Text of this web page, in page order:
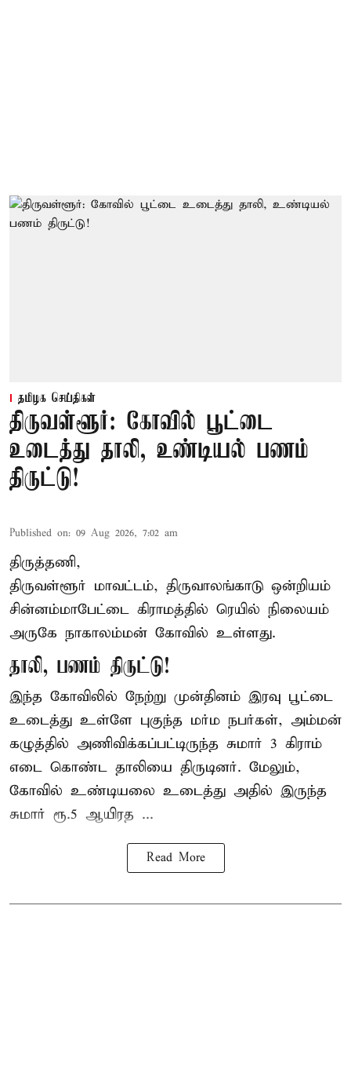
தமிழக செய்திகள்
திருவள்ளூர்: கோவில் பூட்டை
உடைத்து தாலி, உண்டியல் பணம்
திருட்டு!
Published on: 09 Aug 2026, 7:02 am
திருத்தணி,
திருவள்ளூர் மாவட்டம், திருவாலங்காடு ஒன்றியம்
சின்னம்மாபேட்டை கிராமத்தில் ரெயில் நிலையம்
அருகே நாகாலம்மன் கோவில் உள்ளது.
தாலி, பணம் திருட்டு!
இந்த கோவிலில் நேற்று முன்தினம் இரவு பூட்டை
உடைத்து உள்ளே புகுந்த மர்ம நபர்கள், அம்மன்
கழுத்தில் அணிவிக்கப்பட்டிருந்த சுமார் 3 கிராம்
எடை கொண்ட தாலியை திருடினர். மேலும்,
கோவில் உண்டியலை உடைத்து அதில் இருந்த
சுமார் ரூ.5 ஆயிரத ...
Read More